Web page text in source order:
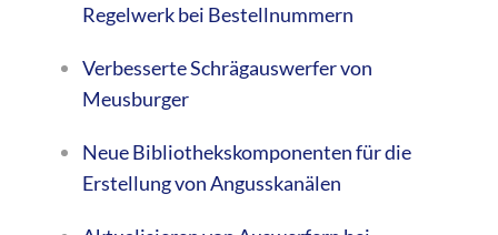
Regelwerk bei Bestellnummern
Verbesserte Schrägauswerfer von
Meusburger
Neue Bibliothekskomponenten für die
Erstellung von Angusskanälen